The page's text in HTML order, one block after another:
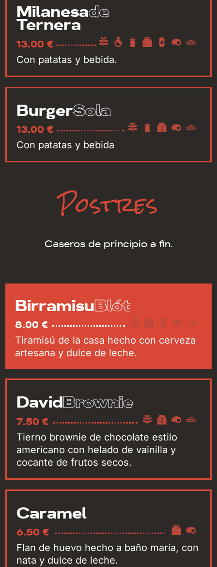
Milanesade
Ternera
13.00 €
Con patatas y bebida.
BurgerSola
13.00 €
Con patatas y bebida
Postres
Caseros de principio a fin.
BirramisuBlót
8.00 €
Tiramisú de la casa hecho con cerveza
artesana y dulce de leche.
DavidBrownie
7.50 €
Tierno brownie de chocolate estilo
americano con helado de vainilla y
cocante de frutos secos.
Caramel
6.50 €
Flan de huevo hecho a baño maría, con
nata y dulce de leche.